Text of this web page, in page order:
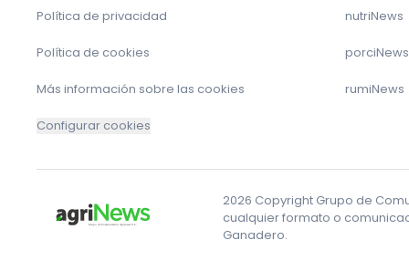
Política de privacidad
Política de cookies
Más información sobre las cookies
Configurar cookies
nutriNews
porciNews
rumiNews
2026 Copyright Grupo de
cualquier formato o
Ganadero.